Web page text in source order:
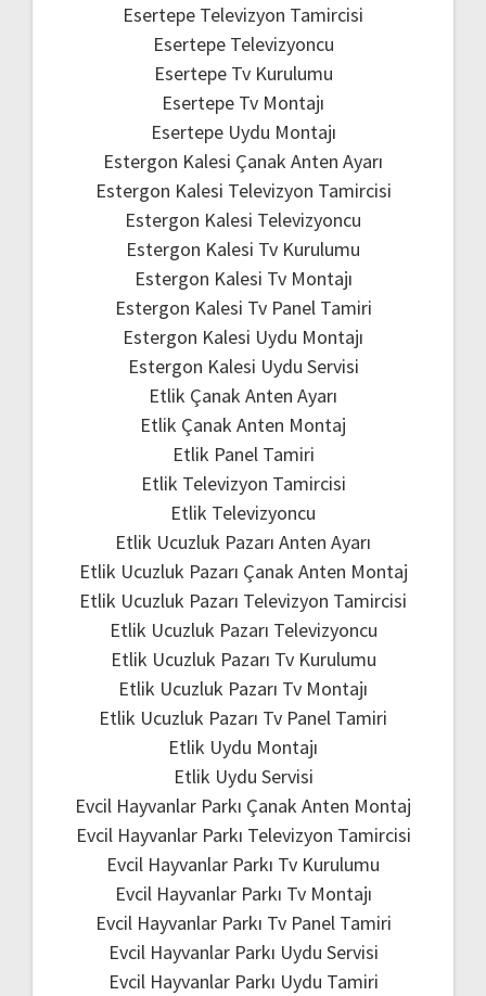
Esertepe Televizyon Tamircisi
Esertepe Televizyoncu
Esertepe Tv Kurulumu
Esertepe Tv Montajı
Esertepe Uydu Montajı
Estergon Kalesi Çanak Anten Ayarı
Estergon Kalesi Televizyon Tamircisi
Estergon Kalesi Televizyoncu
Estergon Kalesi Tv Kurulumu
Estergon Kalesi Tv Montajı
Estergon Kalesi Tv Panel Tamiri
Estergon Kalesi Uydu Montajı
Estergon Kalesi Uydu Servisi
Etlik Çanak Anten Ayarı
Etlik Çanak Anten Montaj
Etlik Panel Tamiri
Etlik Televizyon Tamircisi
Etlik Televizyoncu
Etlik Ucuzluk Pazarı Anten Ayarı
Etlik Ucuzluk Pazarı Çanak Anten Montaj
Etlik Ucuzluk Pazarı Televizyon Tamircisi
Etlik Ucuzluk Pazarı Televizyoncu
Etlik Ucuzluk Pazarı Tv Kurulumu
Etlik Ucuzluk Pazarı Tv Montajı
Etlik Ucuzluk Pazarı Tv Panel Tamiri
Etlik Uydu Montajı
Etlik Uydu Servisi
Evcil Hayvanlar Parkı Çanak Anten Montaj
Evcil Hayvanlar Parkı Televizyon Tamircisi
Evcil Hayvanlar Parkı Tv Kurulumu
Evcil Hayvanlar Parkı Tv Montajı
Evcil Hayvanlar Parkı Tv Panel Tamiri
Evcil Hayvanlar Parkı Uydu Servisi
Evcil Hayvanlar Parkı Uydu Tamiri